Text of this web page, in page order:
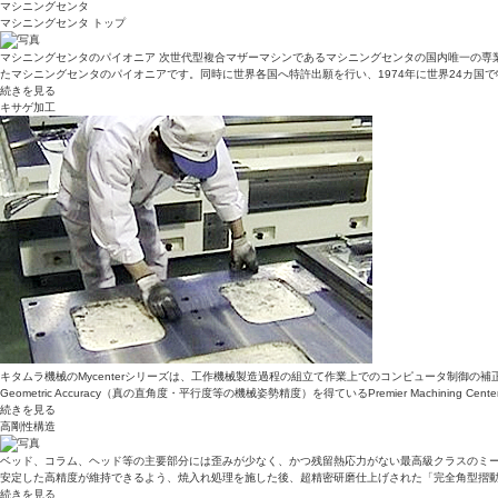
マシニングセンタ
マシニングセンタ トップ
マシニングセンタのパイオニア 次世代型複合マザーマシンであるマシニングセンタの国内唯一の
たマシニングセンタのパイオニアです。同時に世界各国へ特許出願を行い、1974年に世界24カ国
続きを見る
キサゲ加工
キタムラ機械のMycenterシリーズは、工作機械製造過程の組立て作業上でのコンピュータ制御の
Geometric Accuracy（真の直角度・平行度等の機械姿勢精度）を得ているPremier Machining
続きを見る
高剛性構造
ベッド、コラム、ヘッド等の主要部分には歪みが少なく、かつ残留熱応力がない最高級クラスの
安定した高精度が維持できるよう、焼入れ処理を施した後、超精密研磨仕上げされた「完全角型
続きを見る